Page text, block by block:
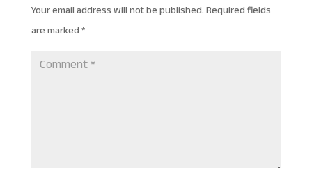
Your email address will not be published.Required fields
are marked*